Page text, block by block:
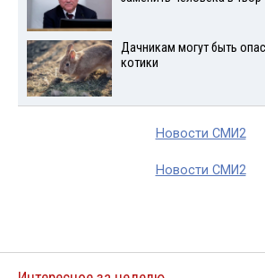
Дачникам могут быть
котики
Новости СМИ2
Новости СМИ2